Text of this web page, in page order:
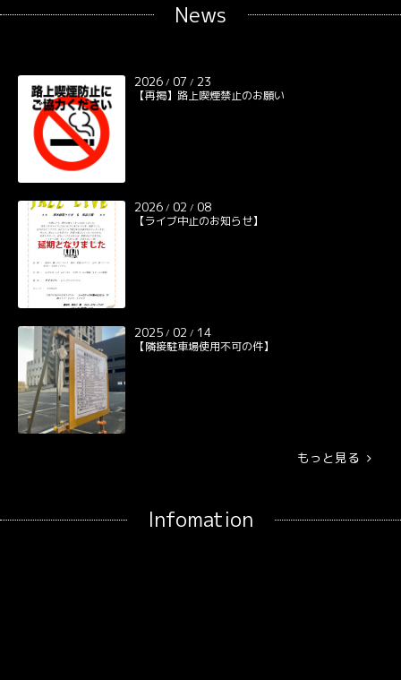
News
2026 / 07 / 23
【再掲】路上喫煙禁止のお願い
2026 / 02 / 08
【ライブ中止のお知らせ】
2025 / 02 / 14
【隣接駐車場使用不可の件】
もっと見る
Infomation